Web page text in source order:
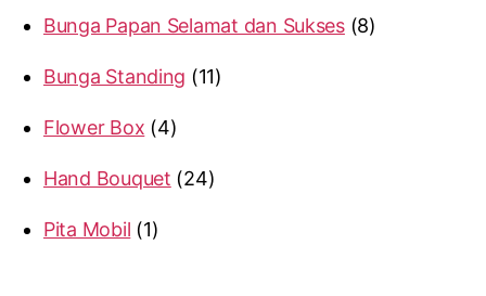
Bunga Papan Selamat dan Sukses 8
Bunga Standing 11
Flower Box 4
Hand Bouquet 24
Pita Mobil 1